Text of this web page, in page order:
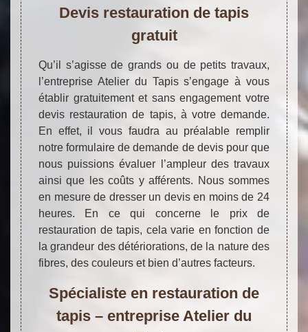
Devis restauration de tapis
gratuit
Qu’il s’agisse de grands ou de petits travaux,
l’entreprise Atelier du Tapis s’engage à vous
établir gratuitement et sans engagement votre
devis restauration de tapis, à votre demande.
En effet, il vous faudra au préalable remplir
notre formulaire de demande de devis pour que
nous puissions évaluer l’ampleur des travaux
ainsi que les coûts y afférents. Nous sommes
en mesure de dresser un devis en moins de 24
heures. En ce qui concerne le prix de
restauration de tapis, cela varie en fonction de
la grandeur des détériorations, de la nature des
fibres, des couleurs et bien d’autres facteurs.
Spécialiste en restauration de
tapis – entreprise Atelier du